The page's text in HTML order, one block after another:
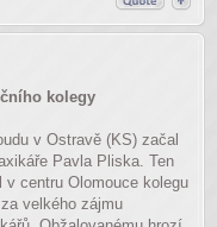
kolegy
v Ostravě (KS) začal
Pavla Pliska. Ten
centru Olomouce kolegu
velkého zájmu